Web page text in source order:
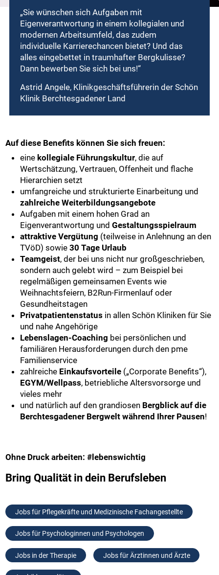
„Sie wünschen sich Aufgaben mit
Eigenverantwortung in einem kollegialen und
modernen Arbeitsumfeld, das zudem
individuelle Karrierechancen bietet? Und das
alles eingebettet in traumhafter Bergkulisse?
Dann bewerben Sie sich bei uns!“
Astrid Angele, Klinikgeschäftsführerin der Schön
Klinik Berchtesgadener Land
Auf diese Benefits können Sie sich freuen:
eine kollegiale Führungskultur, die auf
Wertschätzung, Vertrauen, Offenheit und flache
Hierarchien setzt
umfangreiche und strukturierte Einarbeitung und
zahlreiche Weiterbildungsangebote
Aufgaben mit einem hohen Grad an
Eigenverantwortung undGestaltungsspielraum
attraktive Vergütung (teilweise in Anlehnung an den
TVöD) sowie30 Tage Urlaub
Teamgeist, der bei uns nicht nur großgeschrieben,
sondern auch gelebt wird – zum Beispiel bei
regelmäßigen gemeinsamen Events wie
Weihnachtsfeiern, B2Run-Firmenlauf oder
Gesundheitstagen
Privatpatientenstatus in allen Schön Kliniken für Sie
und nahe Angehörige
Lebenslagen-Coaching bei persönlichen und
familiären Herausforderungen durch den pme
Familienservice
zahlreiche Einkaufsvorteile („Corporate Benefits“),
EGYM/Wellpass, betriebliche Altersvorsorge und
vieles mehr
und natürlich auf den grandiosen Bergblick auf die
Berchtesgadener Bergwelt während Ihrer Pausen!
Ohne Druck arbeiten: #lebenswichtig
Bring Qualität in dein Berufsleben
Jobs für Pflegekräfte und Medizinische Fachangestellte
Jobs für Psychologinnen und Psychologen
Jobs in der Therapie Jobs für Ärztinnen und Ärzte